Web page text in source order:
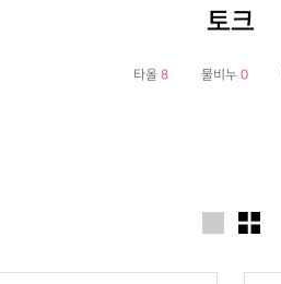
토크
타올 8 물비누 0